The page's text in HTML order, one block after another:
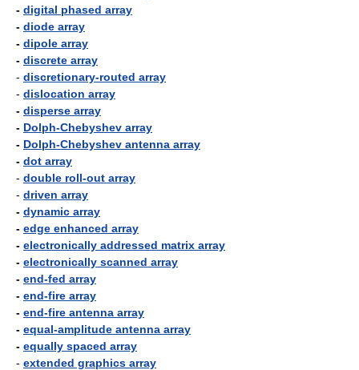
- digital phased array
- diode array
- dipole array
- discrete array
- discretionary-routed array
- dislocation array
- disperse array
- Dolph-Chebyshev array
- Dolph-Chebyshev antenna array
- dot array
- double roll-out array
- driven array
- dynamic array
- edge enhanced array
- electronically addressed matrix array
- electronically scanned array
- end-fed array
- end-fire array
- end-fire antenna array
- equal-amplitude antenna array
- equally spaced array
- extended graphics array